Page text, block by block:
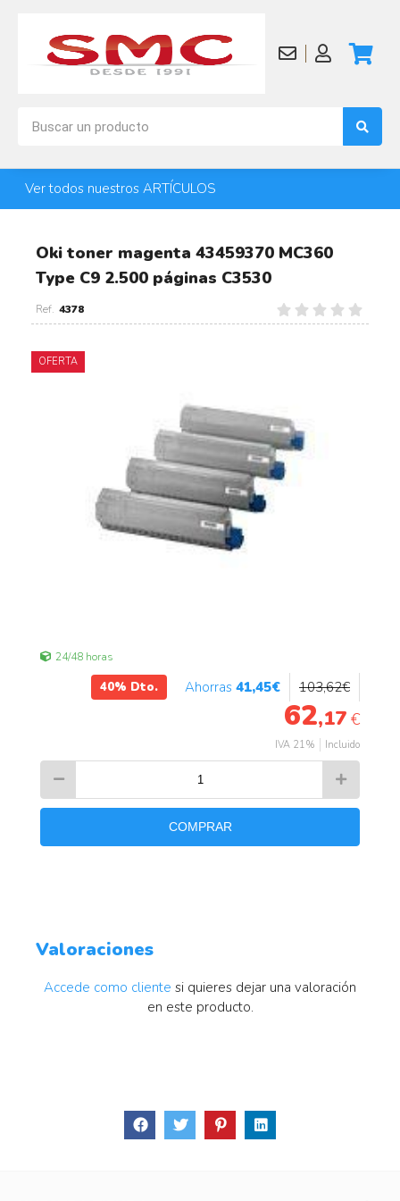
Ver todos nuestros ARTÍCULOS
Oki toner magenta 43459370 MC360
Type C9 2.500 páginas C3530
4378
OFERTA
24/48 horas
40% Dto. 41,45€ 103,62€
62,17 €
IVA 21% Incluido
COMPRAR
Valoraciones
Accede como cliente si quieres dejar una valoración
en este producto.